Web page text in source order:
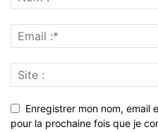
Enregistrer mon nom, email
pour la prochaine fois que je